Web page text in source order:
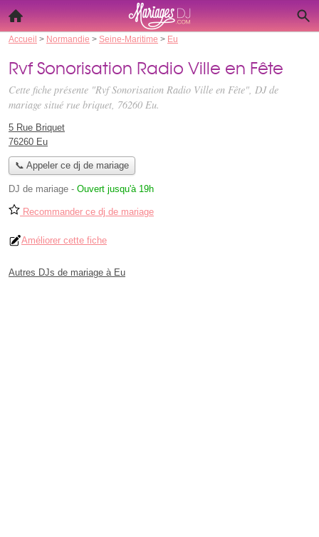
Accueil > Normandie > Seine-Maritime > Eu
Rvf Sonorisation Radio Ville en Fête
Cette fiche présente "Rvf Sonorisation Radio Ville en Fête", DJ de
mariage situé rue briquet, 76260 Eu.
5 Rue Briquet
76260 Eu
📞 Appeler ce dj de mariage
DJ de mariage - Ouvert jusqu'à 19h
Recommander ce dj de mariage
Améliorer cette fiche
Autres DJs de mariage à Eu